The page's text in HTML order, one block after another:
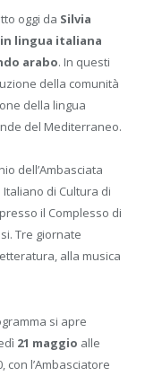
oggi da Silvia
lingua italiana
arabo. In questi
della comunità
della lingua
del Mediterraneo.
dell’Ambasciata
Italiano di Cultura di
il Complesso di
Tre giornate
alla musica
si apre
21 maggio alle
con l’Ambasciatore